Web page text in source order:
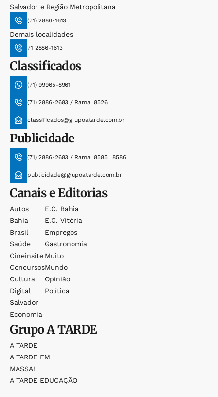
Salvador e Região Metropolitana
(71) 2886-1613
Demais localidades
71 2886-1613
Classificados
(71) 99965-8961
(71) 2886-2683 / Ramal 8526
classificados@grupoatarde.com.br
Publicidade
(71) 2886-2683 / Ramal 8585 | 8586
publicidade@grupoatarde.com.br
Canais e Editorias
Autos
Bahia
Brasil
Saúde
Cineinsite
Concursos
Cultura
Digital
Salvador
Economia
E.c. Bahia
E.c. Vitória
Empregos
Gastronomia
Muito
Mundo
Opinião
Política
GrupoA TARDE
A TARDE
A TARDE FM
MASSA!
A TARDE EDUCAÇÃO